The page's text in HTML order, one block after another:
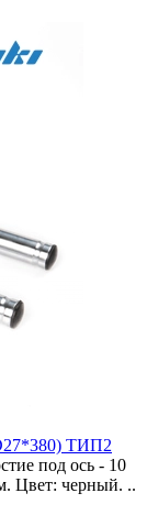
ТИП2
под ось - 10
Цвет: черный. ..